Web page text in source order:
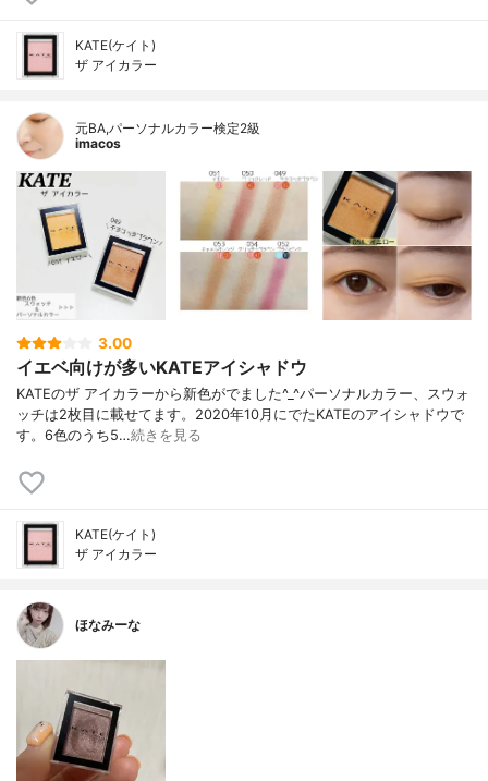
KATE(ケイト)
ザ アイカラー
元BA,パーソナルカラー検定2級
imacos
3.00
イエベ向けが多いKATEアイシャドウ
KATEのザ アイカラーから新色がでました^_^パーソナルカラー、スウォ
ッチは2枚目に載せてます。2020年10月にでたKATEのアイシャドウで
す。6色のうち5…続きを見る
KATE(ケイト)
ザ アイカラー
ほなみーな